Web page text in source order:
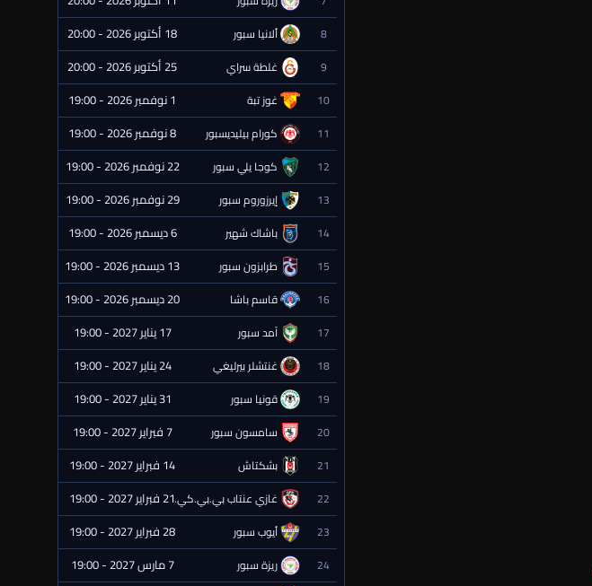
8 ألانيا سبور 18 أكتوبر 2026 - 20:00
9 غلطة سراي 25 أكتوبر 2026 - 20:00
10 غوز تبة 1 نوفمبر 2026 - 19:00
11 كورام بيليديسبور 8 نوفمبر 2026 - 19:00
12 كوجا يلي سبور 22 نوفمبر 2026 - 19:00
13 إيرزوروم سبور 29 نوفمبر 2026 - 19:00
14 باشاك شهير 6 ديسمبر 2026 - 19:00
15 طرابزون سبور 13 ديسمبر 2026 - 19:00
16 قاسم باشا 20 ديسمبر 2026 - 19:00
17 آمد سبور 17 يناير 2027 - 19:00
18 غنتشلر بيرليغي 24 يناير 2027 - 19:00
19 قونيا سبور 31 يناير 2027 - 19:00
20 سامسون سبور 7 فبراير 2027 - 19:00
21 بشكتاش 14 فبراير 2027 - 19:00
22 غازي عنتاب بي.بي.كي.21 فبراير 2027 - 19:00
23 أيوب سبور 28 فبراير 2027 - 19:00
24 ريزة سبور 7 مارس 2027 - 19:00